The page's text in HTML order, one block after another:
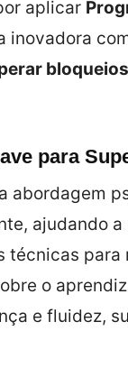
aplicar
inovadora
para
abordagem
ajudando
técnicas para
o
e fluidez,